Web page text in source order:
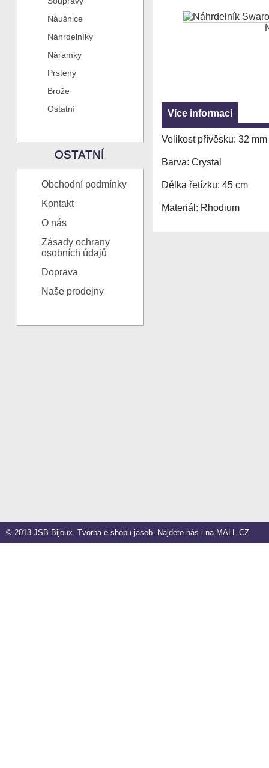
Náušnice
Náhrdelníky
Náramky
Prsteny
Brože
Ostatní
OSTATNÍ
Obchodní podmínky
Kontakt
O nás
Zásady ochrany
osobních údajů
Doprava
Naše prodejny
Více informací
Velikost přívěsku: 32 mm
Barva: Crystal
Délka řetízku: 45 cm
Materiál: Rhodium
© 2013 JSB Bijoux. Tvorba e-shopu jaseb. Najdete nás i na MALL.CZ